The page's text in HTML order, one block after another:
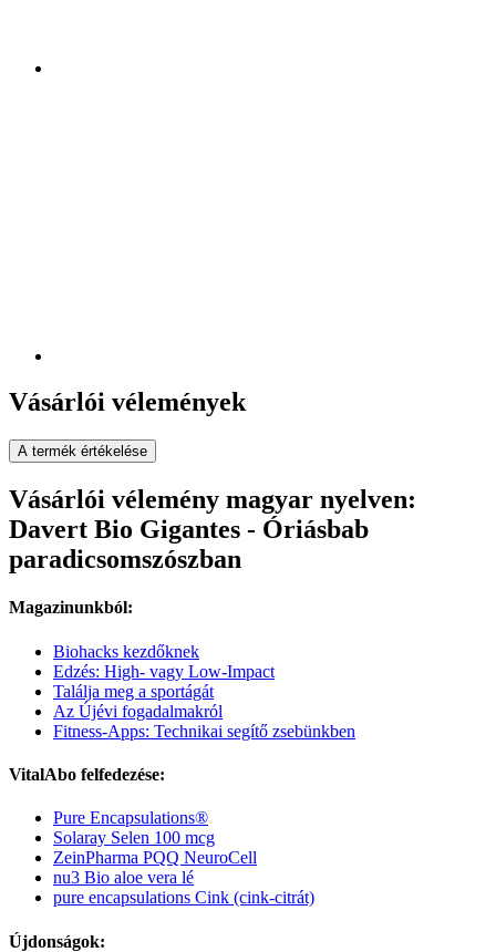
Vásárlói vélemények
A termék értékelése
Vásárlói vélemény magyar nyelven:
Davert Bio Gigantes - Óriásbab
paradicsomszószban
Magazinunkból:
Biohacks kezdőknek
Edzés: High- vagy Low-Impact
Találja meg a sportágát
Az Újévi fogadalmakról
Fitness-Apps: Technikai segítő zsebünkben
VitalAbo felfedezése:
Pure Encapsulations®
Solaray Selen 100 mcg
ZeinPharma PQQ NeuroCell
nu3 Bio aloe vera lé
pure encapsulations Cink (cink-citrát)
Újdonságok: